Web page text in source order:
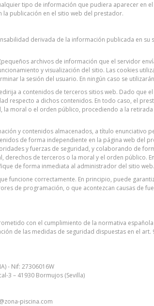
tipo de información que pudiera aparecer en
publicación en el sitio web del prestador.
derivada de la información publicada en
archivos de información que el servidor
y visualización del sitio. Las cookies
la sesión del usuario. En ningún caso se
a contenidos de terceros sitios web. Dado
respecto a dichos contenidos. En todo caso, el
la moral o el orden público, procediendo a la
y contenidos almacenados, a título
de forma independiente en la página web del
y fuerzas de seguridad, y colaborando de
derechos de terceros o la moral y el orden público.
de forma inmediata al administrador del sitio web.
funcione correctamente. En principio, puede
de programación, o que acontezcan causas de
con el cumplimiento de la normativa
de las medidas de seguridad dispuestas en el
- Nif: 27306016W
3 – 41930 Bormujos (Sevilla)
piscina.com